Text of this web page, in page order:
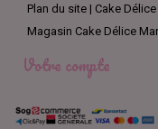
Plan du site | Cake Délice
Magasin Cake Délice
Votre compte